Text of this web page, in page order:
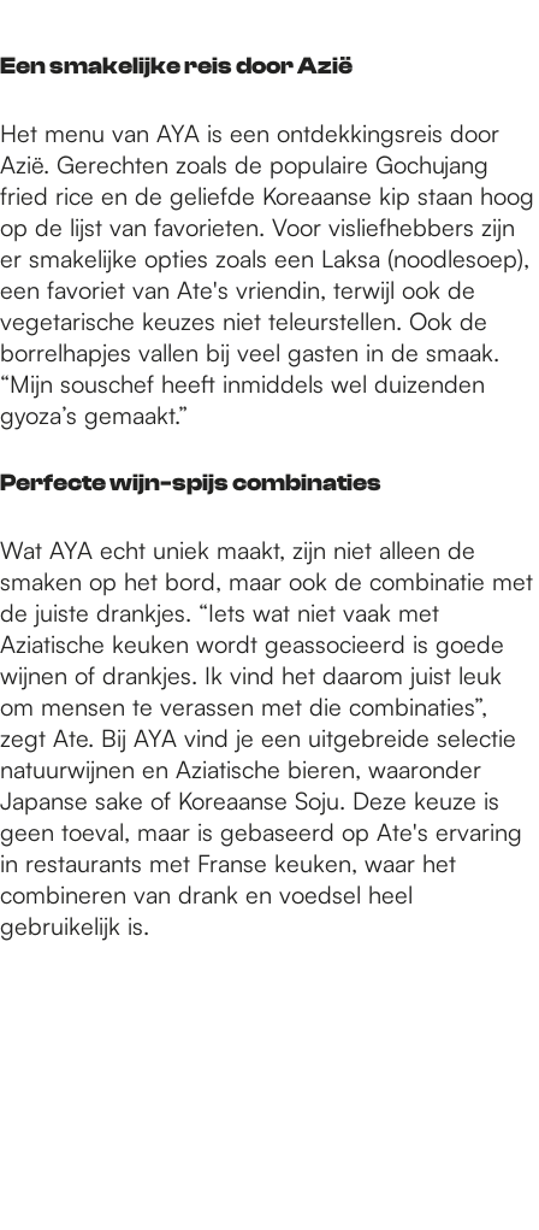
Een smakelijke reis door Azië
Het menu van AYA is een ontdekkingsreis door
Azië. Gerechten zoals de populaire Gochujang
fried rice en de geliefde Koreaanse kip staan hoog
op de lijst van favorieten. Voor visliefhebbers zijn
er smakelijke opties zoals een Laksa (noodlesoep),
een favoriet van Ate's vriendin, terwijl ook de
vegetarische keuzes niet teleurstellen. Ook de
borrelhapjes vallen bij veel gasten in de smaak.
“Mijn souschef heeft inmiddels wel duizenden
gyoza’s gemaakt.”
Perfecte wijn-spijs combinaties
Wat AYA echt uniek maakt, zijn niet alleen de
smaken op het bord, maar ook de combinatie met
de juiste drankjes. “Iets wat niet vaak met
Aziatische keuken wordt geassocieerd is goede
wijnen of drankjes. Ik vind het daarom juist leuk
om mensen te verassen met die combinaties”,
zegt Ate. Bij AYA vind je een uitgebreide selectie
natuurwijnen en Aziatische bieren, waaronder
Japanse sake of Koreaanse Soju. Deze keuze is
geen toeval, maar is gebaseerd op Ate's ervaring
in restaurants met Franse keuken, waar het
combineren van drank en voedsel heel
gebruikelijk is.